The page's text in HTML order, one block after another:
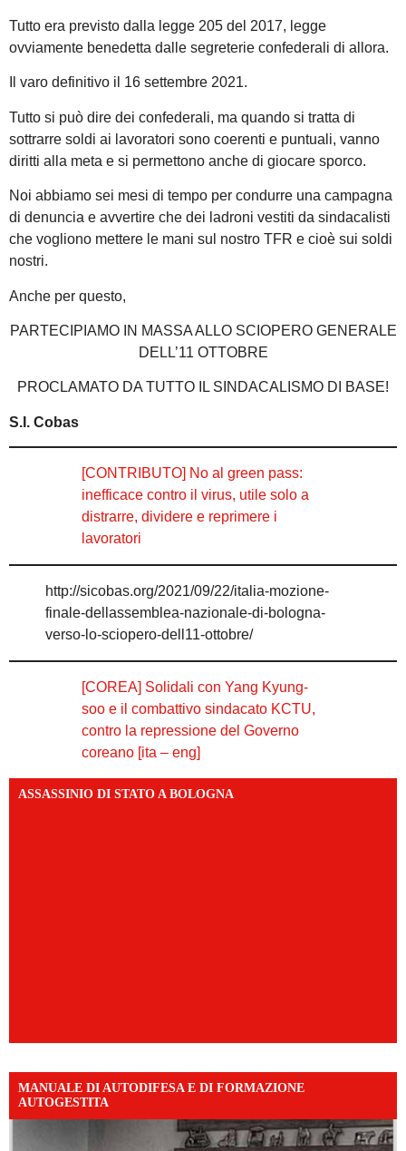
Tutto era previsto dalla legge 205 del 2017, legge
ovviamente benedetta dalle segreterie confederali di allora.
Il varo definitivo il 16 settembre 2021.
Tutto si può dire dei confederali, ma quando si tratta di
sottrarre soldi ai lavoratori sono coerenti e puntuali, vanno
diritti alla meta e si permettono anche di giocare sporco.
Noi abbiamo sei mesi di tempo per condurre una campagna
di denuncia e avvertire che dei ladroni vestiti da sindacalisti
che vogliono mettere le mani sul nostro TFR e cioè sui soldi
nostri.
Anche per questo,
PARTECIPIAMO IN MASSA ALLO SCIOPERO GENERALE
DELL’11 OTTOBRE
PROCLAMATO DA TUTTO IL SINDACALISMO DI BASE!
S.I. Cobas
[CONTRIBUTO] No al green pass:
inefficace contro il virus, utile solo a
distrarre, dividere e reprimere i
lavoratori
http://sicobas.org/2021/09/22/italia-mozione-
finale-dellassemblea-nazionale-di-bologna-
verso-lo-sciopero-dell11-ottobre/
[COREA] Solidali con Yang Kyung-
soo e il combattivo sindacato KCTU,
contro la repressione del Governo
coreano [ita – eng]
ASSASSINIO DI STATO A BOLOGNA
MANUALE DI AUTODIFESA E DI FORMAZIONE
AUTOGESTITA